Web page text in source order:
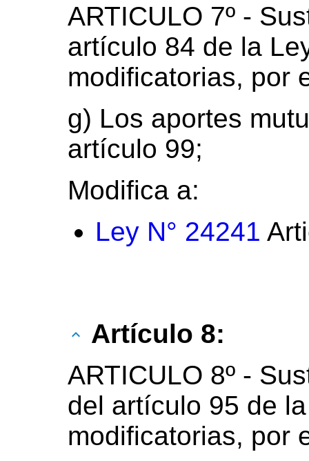
ARTICULO 7º -
artículo 84 de la
modificatorias, por
g) Los aportes
artículo 99;
Modifica a:
Ley N° 24241
Artículo 8:
ARTICULO 8º -
del artículo 95 de
modificatorias, por